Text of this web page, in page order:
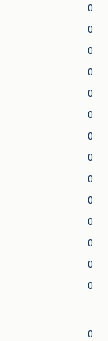
0
0
0
0
0
0
0
0
0
0
0
0
0
0
0